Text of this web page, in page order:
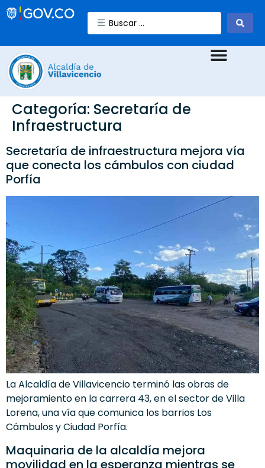
Categoría: Secretaría de
Infraestructura
Secretaría de infraestructura mejora vía
que conecta los cámbulos con ciudad
Porfía
La Alcaldía de Villavicencio terminó las obras de
mejoramiento en la carrera 43, en el sector de Villa
Lorena, una vía que comunica los barrios Los
Cámbulos y Ciudad Porfía.
Maquinaria de la alcaldía mejora
movilidad en la esperanza mientras se